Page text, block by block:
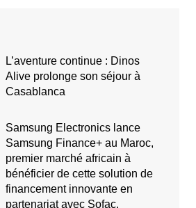
L’aventure continue : Dinos
Alive prolonge son séjour à
Casablanca
Samsung Electronics lance
Samsung Finance+ au Maroc,
premier marché africain à
bénéficier de cette solution de
financement innovante en
partenariat avec Sofac.